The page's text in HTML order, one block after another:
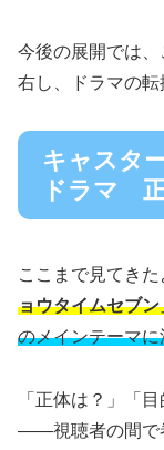
今後の展開では
右し、ドラマの転
キャスタ
ドラマ
ここまで見てき
ョウタイムセブン
のメインテーマ
「正体は？」「
――視聴者の間で